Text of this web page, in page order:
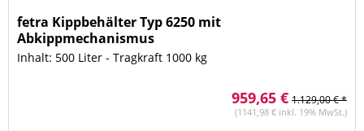
fetra Kippbehälter Typ 6250 mit
Abkippmechanismus
Inhalt: 500 Liter - Tragkraft 1000 kg
959,65 € 1.129,00 € *
(1141,98 € inkl. 19% MwSt.)